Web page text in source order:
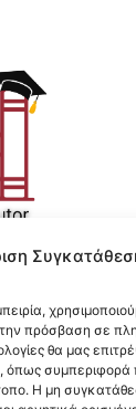
πρόσβαση σε
θα μας
συμπεριφορά
Η μη
e-learning